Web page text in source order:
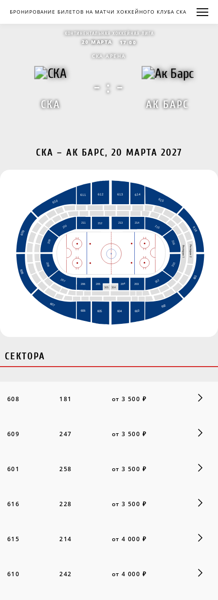
БРОНИРОВАНИЕ БИЛЕТОВ НА МАТЧИ ХОККЕЙНОГО КЛУБА СКА
КОНТИНЕНТАЛЬНАЯ ХОККЕЙНАЯ ЛИГА
СКА
- : -
АК БАРС
20 МАРТА
17:00
СКА АРЕНА
СКА – АК БАРС, 20 МАРТА 2027
Ресторан  1 Ресторан  2
601
602
603
203
214
215
216
213
212
211
210
209
202
201
204
205
305 304
206
207
208
604
605
606
607
608
614
615
610
609
616
613
612
611
СЕКТОРА
608 181 от 3 500 ₽
609 247 от 3 500 ₽
601 258 от 3 500 ₽
616 228 от 3 500 ₽
615 214 от 4 000 ₽
610 242 от 4 000 ₽